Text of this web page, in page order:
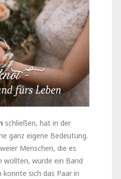
schließen, hat in der
ganz eigene Bedeutung.
Menschen, die es
wollten, wurde ein Band
konnte sich das Paar in